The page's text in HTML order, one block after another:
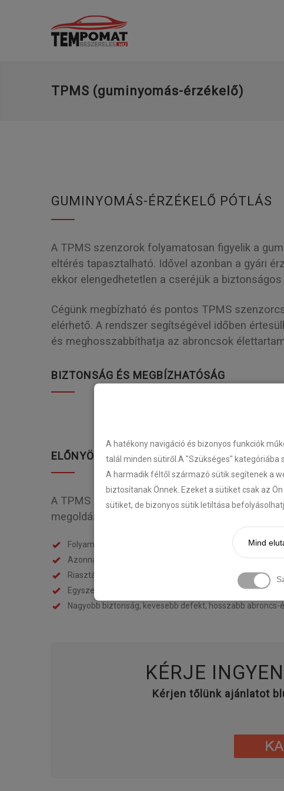
A hatékony navigáció és bizonyos funkciók
talál minden sütiről.A "Szükséges"
A harmadik féltől származó sütik segítenek a
biztosítanak Önnek. Ezeket a sütiket csak az
sütiket, de bizonyos sütik letiltása
Mind
TPMS (guminyomás-érzékelő)
GUMINYOMÁS-ÉRZÉKELŐ PÓTLÁS
A TPMS szenzorok folyamatosan figyelik a
eltérés tapasztalható. Idővel azonban a gyári
ekkor elengedhetetlen a cseréjük a
Cégünk megbízható és pontos TPMS
elérhető. A rendszer segítségével időben
és meghosszabbíthatja az abroncsok
BIZTONSÁG ÉS MEGBÍZHATÓSÁG
ELŐNYÖK
A TPMS nemcsak a kényelmet szolgálja,
megoldást kínál minden közlekedési helyzetben.
Folyamatos guminyomás-ellenőrzés
Azonnali és pontos visszajelzés
Riasztási funkció hirtelen nyomásvesztés esetén
Egyszerű kezelés, hosszú távon stabil és megbízható
Nagyobb biztonság, kevesebb defekt, hosszabb
KÉRJE
Kérjen tőlünk ajánlatot